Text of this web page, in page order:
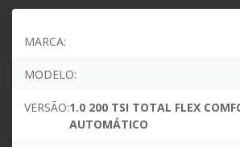
MARCA:
MODELO:
VERSÃO:1.0 200 TSI TOTAL FLEX
AUTOMÁTICO